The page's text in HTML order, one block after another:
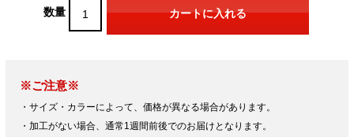
数量
※ご注意※
・サイズ・カラーによって、価格が異なる場合があります。
・加工がない場合、通常1週間前後でのお届けとなります。